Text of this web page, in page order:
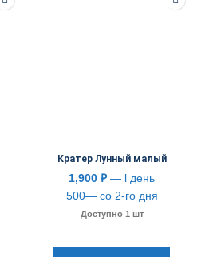
Кратер Лунный малый
1,900 ₽— l день
500— со 2-го дня
Доступно 1 шт